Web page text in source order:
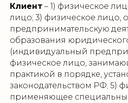
Клиент – 1) физическое
лицо; 3) физическое лицо,
предпринимательскую
образования
(индивидуальный
физическое лицо,
практикой в порядке,
законодательством РФ; 5)
применяющее